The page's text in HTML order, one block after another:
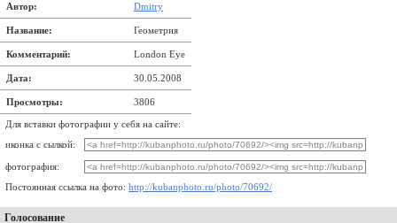
Автор: Dmitry
Название: Геометрия
Комментарий: London Eye
Дата: 30.05.2008
Просмотры: 3806
Для вставки фотографии у себя на сайте:
иконка с сылкой:
фотография:
Постоянная ссылка на фото: http://kubanphoto.ru/photo/70692/
Голосование